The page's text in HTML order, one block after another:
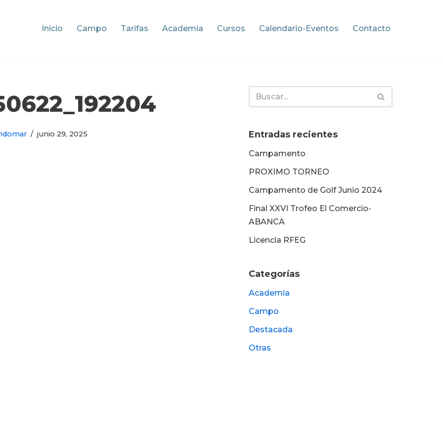
Inicio Campo Tarifas Academia Cursos Calendario-Eventos Contacto
junio 29, 2025 Entradas recientes
Campamento
PROXIMO TORNEO
Campamento de Golf Junio 2024
Final XXVI Trofeo El Comercio-
ABANCA
Licencia RFEG
Categorías
Academia
Campo
Destacada
Otras